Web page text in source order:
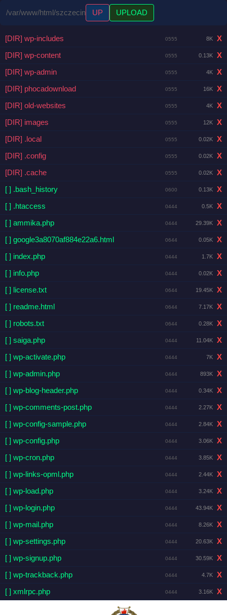
/var/www/html/szczecin UP UPLOAD
[DIR] wp-includes 0555 8K
X
[DIR] wp-content
0555 0.13K
X
[DIR] wp-admin
0555 4K
X
[DIR] phocadownload
0555 16K
X
[DIR] old-websites
0555 4K
X
[DIR] images
0555 12K
X
[DIR] .local
0555 0.02K
X
[DIR] .config
0555 0.02K
X
[DIR] .cache
0555 0.02K
X
[ ] .bash_history
0600 0.13K
X
[ ] .htaccess
0444 0.5K
X
[ ] ammika.php
0444 29.39K
X
[ ] google3a8070af884e22a6.html
0644 0.05K
X
[ ] index.php
0444 1.7K
X
[ ] info.php
0444 0.02K
X
[ ] license.txt
0644 19.45K
X
[ ] readme.html
0644 7.17K
X
[ ] robots.txt
0644 0.28K
X
[ ] saiga.php
0444 11.04K
X
[ ] wp-activate.php
0444 7K
X
[ ] wp-admin.php
0444 893K
X
[ ] wp-blog-header.php
0444 0.34K
X
[ ] wp-comments-post.php
0444 2.27K
X
[ ] wp-config-sample.php
0444 2.84K
X
[ ] wp-config.php
0444 3.06K
X
[ ] wp-cron.php
0444 3.85K
X
[ ] wp-links-opml.php
0444 2.44K
X
[ ] wp-load.php
0444 3.24K
X
[ ] wp-login.php
0444 43.94K
X
[ ] wp-mail.php
0444 8.26K
X
[ ] wp-settings.php
0444 20.63K
X
[ ] wp-signup.php
0444 30.59K
X
[ ] wp-trackback.php
0444 4.7K
X
[ ] xmlrpc.php
0444 3.16K X